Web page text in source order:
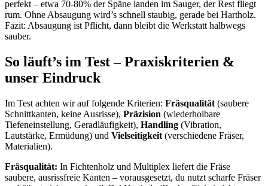
perfekt – etwa 70-80% der Späne landen im Sauger, der Rest fliegt
rum. Ohne Absaugung wird’s schnell staubig, gerade bei Hartholz.
Fazit: Absaugung ist Pflicht, dann bleibt die Werkstatt halbwegs
sauber.
So läuft’s im Test – Praxiskriterien &
unser Eindruck
Im Test achten wir auf folgende Kriterien: Fräsqualität (saubere
Schnittkanten, keine Ausrisse), Präzision (wiederholbare
Tiefeneinstellung, Geradläufigkeit), Handling (Vibration,
Lautstärke, Ermüdung) und Vielseitigkeit (verschiedene Fräser,
Materialien).
Fräsqualität: In Fichtenholz und Multiplex liefert die Fräse
saubere, ausrissfreie Kanten – vorausgesetzt, du nutzt scharfe Fräser